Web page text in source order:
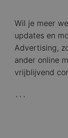
Wil je meer
updates en
Advertising,
ander online
vrijblijvend
```